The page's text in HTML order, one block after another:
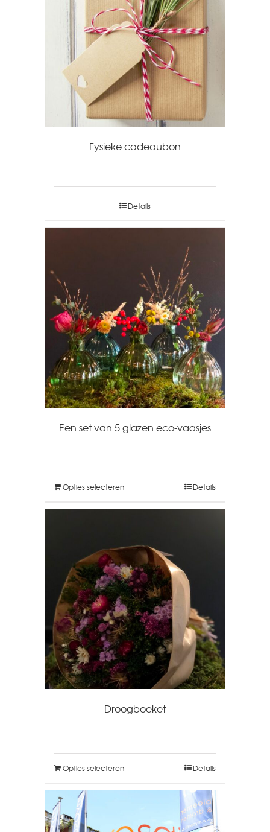
Fysieke cadeaubon
Details
Een set van 5 glazen eco-vaasjes
Opties selecteren Details
Droogboeket
Opties selecteren Details